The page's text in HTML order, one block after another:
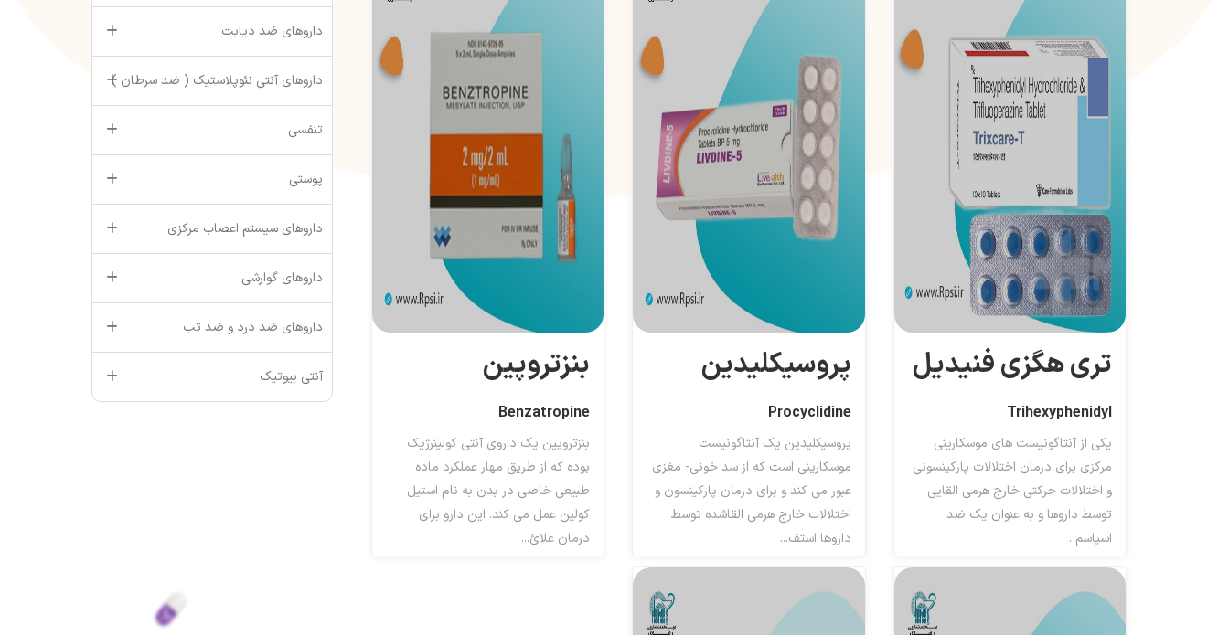
تری هگزی فنیدیل
Trihexyphenidyl
یکی از آنتاگونیست های موسکارینی
مرکزی برای درمان اختلالات پارکینسونی
و اختلالات حرکتی خارج هرمی القایی
توسط داروها و به عنوان یک ضد
اسپاسم .
پروسیکلیدین
Procyclidine
پروسیکلیدین یک آنتاگونیست
موسکارینی است که از سد خونی- مغزی
عبور می کند و برای درمان پارکینسون و
اختلالات خارج هرمی القاشده توسط
داروها استف...
بنزتروپین
Benzatropine
بنزتروپین یک داروی آنتی کولینرژیک
بوده که از طریق مهار عملکرد ماده
طبیعی خاصی در بدن به نام استیل
کولین عمل می کند. این دارو برای
درمان علائ...
داروهای ضد دیابت
داروهای آنتی نئوپلاستیک ( ضد سرطان )
تنفسی
پوستی
داروهای سیستم اعصاب مرکزی
داروهای گوارشی
داروهای ضد درد و ضد تب
آنتی بیوتیک